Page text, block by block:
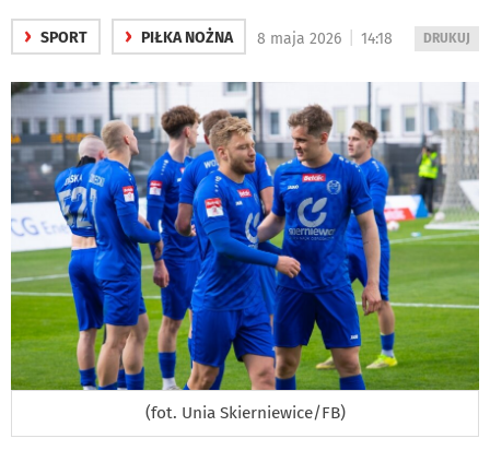
› SPORT › PIŁKA NOŻNA
WYDRUKUJ
DRUKUJ
8 maja 2026 14:18
(fot. Unia Skierniewice/FB)